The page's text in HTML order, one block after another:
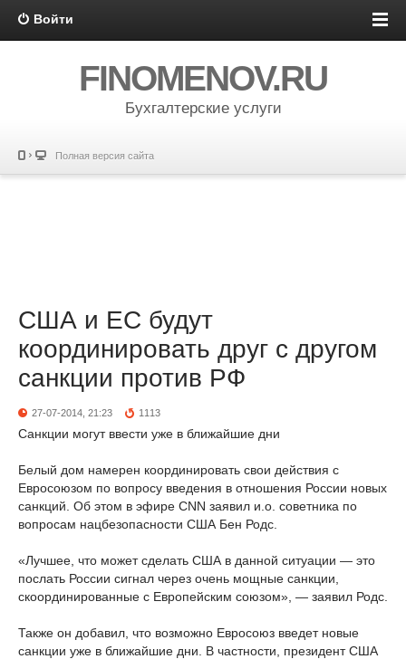
Войти
FINOMENOV.RU
Бухгалтерские услуги
Полная версия сайта
США и ЕС будут
координировать друг с другом
санкции против РФ
27-07-2014, 21:23 1113
Санкции могут ввести уже в ближайшие дни
Белый дом намерен координировать свои действия с
Евросоюзом по вопросу введения в отношения России новых
санкций. Об этом в эфире CNN заявил и.о. советника по
вопросам нацбезопасности США Бен Родс.
«Лучшее, что может сделать США в данной ситуации — это
послать России сигнал через очень мощные санкции,
скоординированные с Европейским союзом», — заявил Родс.
Также он добавил, что возможно Евросоюз введет новые
санкции уже в ближайшие дни. В частности, президент США